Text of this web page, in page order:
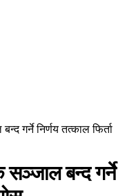
गर्ने निर्णय तत्काल फिर्ता
सञ्जाल बन्द गर्ने